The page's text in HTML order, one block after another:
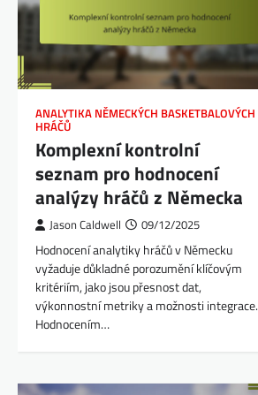
ANALYTIKA NĚMECKÝCH BASKETBALOVÝCH
HRÁČŮ
Komplexní kontrolní
seznam pro hodnocení
analýzy hráčů z Německa
Jason Caldwell 09/12/2025
Hodnocení analytiky hráčů v Německu
vyžaduje důkladné porozumění klíčovým
kritériím, jako jsou přesnost dat,
výkonnostní metriky a možnosti integrace.
Hodnocením…